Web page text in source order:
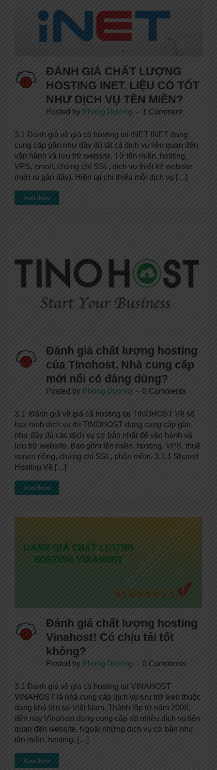
ĐÁNH GIÁ CHẤT LƯỢNG
HOSTING INET. LIỆU CÓ TỐT
NHƯ DỊCH VỤ TÊN MIỀN?
Posted by Phong Dương 1 Comment
3.1 Đánh giá về giá cả hosting tại INET INET đang
cung cấp gần như đầy đủ tất cả dịch vụ liên quan đến
vận hành và lưu trữ website. Từ tên miền, hosting,
VPS, email, chứng chỉ SSL, dịch vụ thiết kế website
(mới ra gần đây). Hiện tại chỉ thiếu mỗi dịch vụ […]
Xem thêm
Đánh giá chất lượng hosting
của Tinohost. Nhà cung cấp
mới nổi có đáng dùng?
Posted by Phong Dương 0 Comments
3.1 Đánh giá về giá cả hosting tại TINOHOST Về số
loại hình dịch vụ thì TINOHOST đang cung cấp gần
như đầy đủ các dịch vụ cơ bản nhất để vận hành và
lưu trữ website. Bao gồm tên miền, hosting, VPS, thuê
server riêng, chứng chỉ SSL, phần mềm. 3.1.1 Shared
Hosting Về […]
Xem thêm
Đánh giá chất lượng hosting
Vinahost! Có chịu tải tốt
không?
Posted by Phong Dương 0 Comments
3.1 Đánh giá về giá cả hosting tại VINAHOST
VINAHOST là nhà cung cấp dịch vụ lưu trữ web thuộc
dạng khá lớn tại Việt Nam. Thành lập từ năm 2008,
đến này Vinahost đang cung cấp rất nhiều dịch vụ liên
quan đến website. Ngoài những dịch vụ cơ bản như
tên miền, hosting, […]
Xem thêm